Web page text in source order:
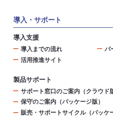
導入・サポート
導入支援
導入までの流れ
パ
活用推進サイト
製品サポート
サポート窓口のご案内（クラウド
保守のご案内（パッケージ版）
販売・サポートサイクル（パッケ